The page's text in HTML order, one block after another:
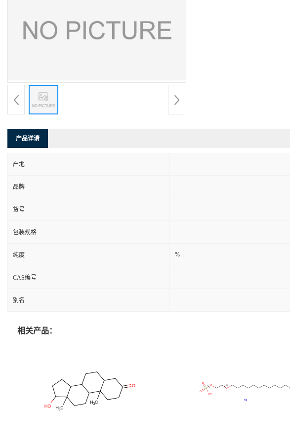
产品详请
产地
品牌
货号
包装规格
纯度 %
CAS编号
别名
相关产品：